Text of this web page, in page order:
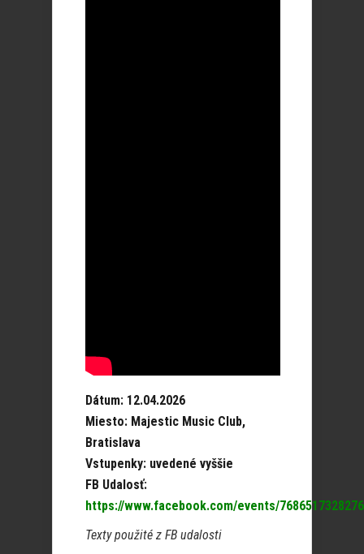
Dátum: 12.04.2026
Miesto: Majestic Music Club,
Bratislava
Vstupenky: uvedené vyššie
FB Udalosť:
https://www.facebook.com/events/
Texty použité z FB udalosti